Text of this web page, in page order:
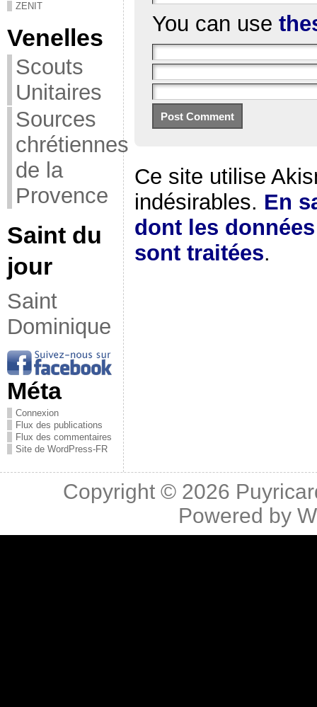
ZENIT
Venelles
Scouts
Unitaires
Sources
chrétiennes
de la
Provence
Saint du
jour
Saint
Dominique
Méta
Connexion
Flux des publications
Flux des commentaires
Site de WordPress-FR
You can use
Ce site utilise
indésirables. En
dont les
sont traitées.
Copyright © 2026
Powered by